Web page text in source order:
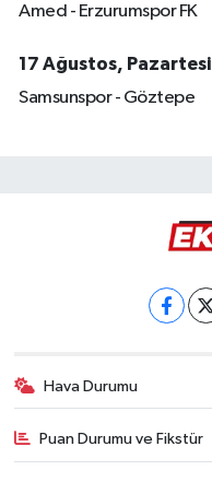
Amed - Erzurumspor FK
17 Ağustos, Pazartesi
Samsunspor - Göztepe
Hava Durumu
Puan Durumu ve Fikstür